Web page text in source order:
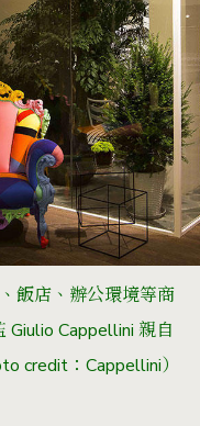
飯店、辦公環境等商
Cappellini 親自
credit：Cappellini）